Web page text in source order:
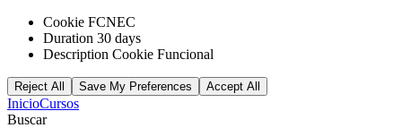
Cookie FCNEC
Duration 30 days
Description Cookie Funcional
Reject All Save My Preferences Accept All
InicioCursos
Buscar